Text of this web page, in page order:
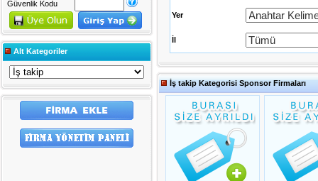
Güvenlik Kodu
Alt Kategoriler
Yer
İl
İş takip Kategorisi Sponsor Firmaları